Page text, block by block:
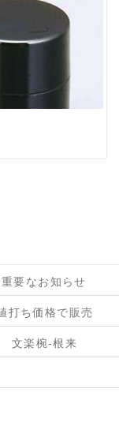
要なお知らせ
打ち価格で販売
文楽椀-根来